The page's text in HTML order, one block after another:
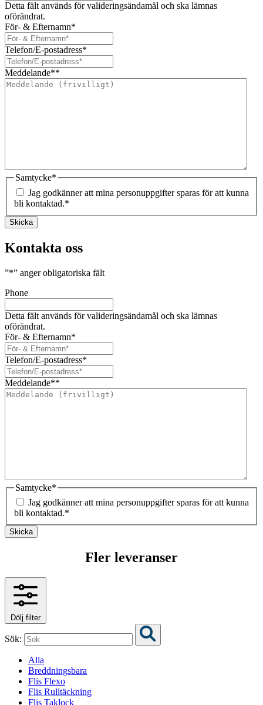
Detta fält används för valideringsändamål och ska lämnas
oförändrat.
För- & Efternamn*
Telefon/E-postadress*
Meddelande**
Samtycke*
Jag godkänner att mina personuppgifter sparas för att kunna
bli kontaktad.*
Skicka
Kontakta oss
”*” anger obligatoriska fält
Phone
Detta fält används för valideringsändamål och ska lämnas
oförändrat.
För- & Efternamn*
Telefon/E-postadress*
Meddelande**
Samtycke*
Jag godkänner att mina personuppgifter sparas för att kunna
bli kontaktad.*
Skicka
Fler leveranser
Dölj filter
Sök:
Alla
Breddningsbara
Flis Flexo
Flis Rulltäckning
Flis Taklock